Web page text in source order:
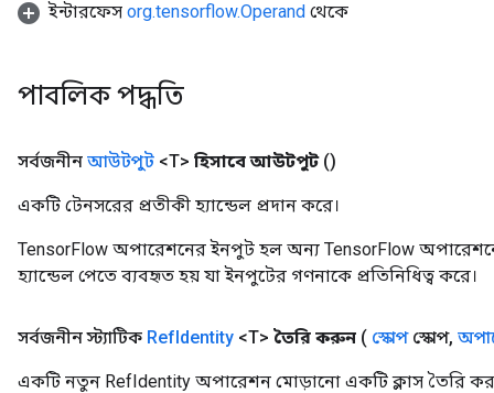
ইন্টারফেস org.tensorflow.Operand থেকে
পাবলিক পদ্ধতি
সর্বজনীন আউটপুট <T> হিসাবে আউটপুট ()
একটি টেনসরের প্রতীকী হ্যান্ডেল প্রদান করে।
TensorFlow অপারেশনের ইনপুট হল অন্য TensorFlow
হ্যান্ডেল পেতে ব্যবহৃত হয় যা ইনপুটের গণনাকে প্রতিনিধিত্ব করে।
সর্বজনীন স্ট্যাটিক RefIdentity <T> তৈরি করুন ( স্কোপস্কোপ,
একটি নতুন RefIdentity অপারেশন মোড়ানো একটি ক্লাস তৈরি